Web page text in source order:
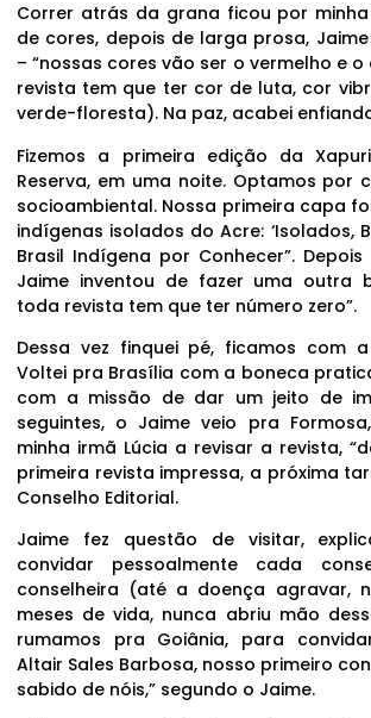
Correr atrás da grana ficou por
de cores, depois de larga prosa,
– “nossas cores vão ser o vermelho e
revista tem que ter cor de luta, cor
verde-floresta). Na paz, acabei
Fizemos a primeira edição da
Reserva, em uma noite. Optamos por
socioambiental. Nossa primeira capa
indígenas isolados do Acre: ‘Isolados,
Brasil Indígena por Conhecer”.
Jaime inventou de fazer uma outra
toda revista tem que ter número zero”.
Dessa vez finquei pé, ficamos com
Voltei pra Brasília com a boneca
com a missão de dar um jeito de
seguintes, o Jaime veio pra
minha irmã Lúcia a revisar a revista,
primeira revista impressa, a próxima
Conselho Editorial.
Jaime fez questão de visitar,
convidar pessoalmente cada
conselheira (até a doença agravar,
meses de vida, nunca abriu mão
rumamos pra Goiânia, para
Altair Sales Barbosa, nosso primeiro
sabido de nóis,” segundo o Jaime.